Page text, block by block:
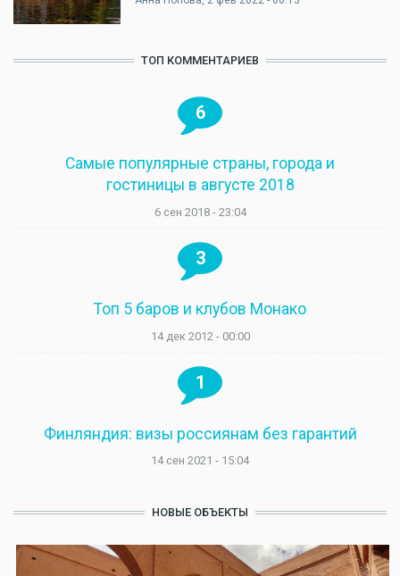
ТОП КОММЕНТАРИЕВ
6
Самые популярные страны, города и
гостиницы в августе 2018
6 сен 2018 - 23:04
3
Топ 5 баров и клубов Монако
14 дек 2012 - 00:00
1
Финляндия: визы россиянам без гарантий
14 сен 2021 - 15:04
НОВЫЕ ОБЪЕКТЫ